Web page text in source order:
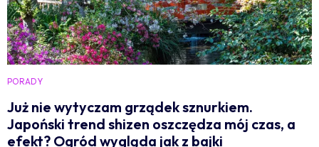
PORADY
Już nie wytyczam grządek sznurkiem.
Japoński trend shizen oszczędza mój czas, a
efekt? Ogród wygląda jak z bajki